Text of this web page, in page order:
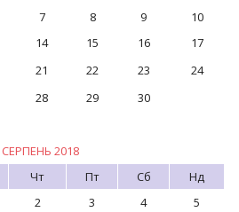
7 8 9
10
14 15 16
17
21 22 23
24
28 29 30
СЕРПЕНЬ 2018
Чт Пт Сб
Нд
2 3 4
5